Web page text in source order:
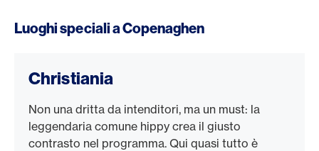
Luoghi speciali a Copenaghen
Christiania
Non una dritta da intenditori, ma un must: la
leggendaria comune hippy crea il giusto
contrasto nel programma. Qui quasi tutto è